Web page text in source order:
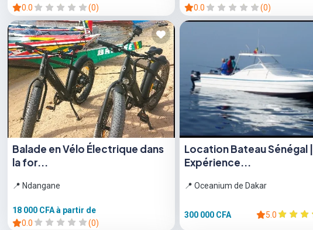
0.0
(0)
0.0
(0)
Balade en Vélo Électrique dans
la for...
📍 Ndangane
18 000 CFAà partir de
0.0
(0)
Location Bateau Sénégal |
Expérience...
📍 Oceanium de Dakar
300 000 CFA 5.0